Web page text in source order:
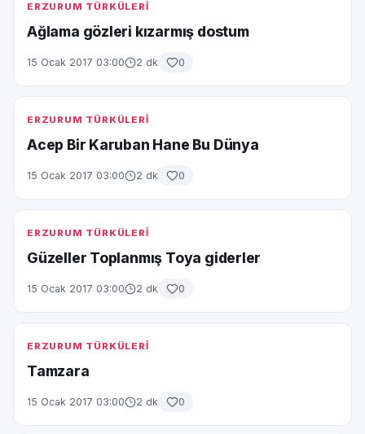
ERZURUM TÜRKÜLERİ
Ağlama gözleri kızarmış dostum
15 Ocak 2017 03:00 2 dk 0
ERZURUM TÜRKÜLERİ
Acep Bir Karuban Hane Bu Dünya
15 Ocak 2017 03:00 2 dk 0
ERZURUM TÜRKÜLERİ
Güzeller Toplanmış Toya giderler
15 Ocak 2017 03:00 2 dk 0
ERZURUM TÜRKÜLERİ
Tamzara
15 Ocak 2017 03:00 2 dk 0